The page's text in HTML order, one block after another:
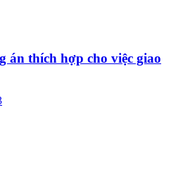
án thích hợp cho việc giao